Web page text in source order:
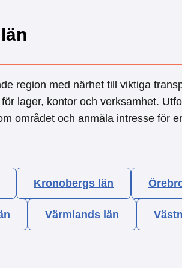
region med närhet till viktiga
lager, kontor och verksamhet.
området och anmäla intresse för
Kronobergs län
Värmlands län